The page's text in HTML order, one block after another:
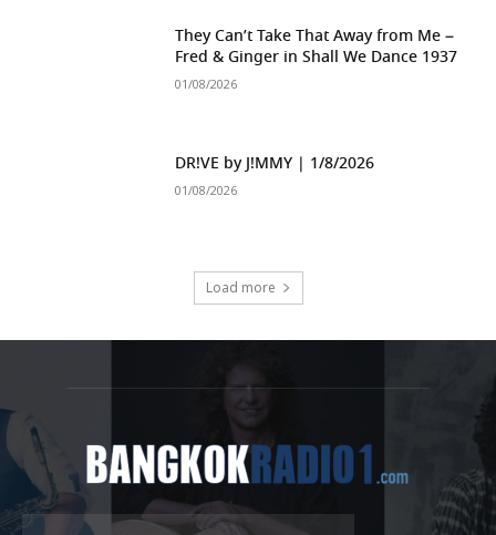
They Can’t Take That Away from Me –
Fred & Ginger in Shall We Dance 1937
01/08/2026
DR!VE by J!MMY | 1/8/2026
01/08/2026
Load more